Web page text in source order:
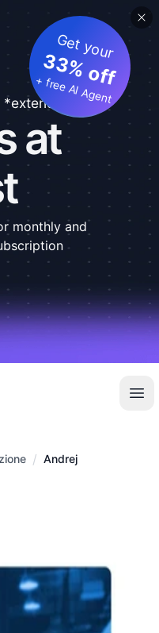
at
Get your
33% off
+ free AI Agent
monthly and
/ Andrej